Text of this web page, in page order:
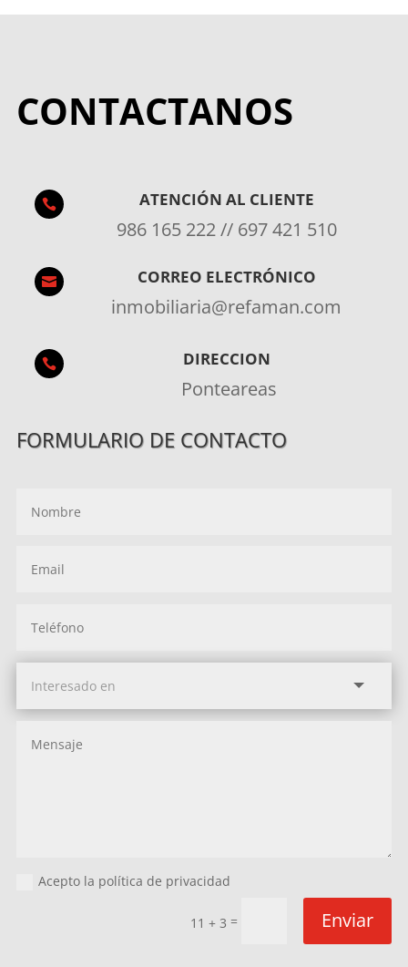
CONTACTANOS
 ATENCIÓN AL CLIENTE
986 165 222 // 697 421 510
 CORREO ELECTRÓNICO
inmobiliaria@refaman.com
 DIRECCION
Ponteareas
FORMULARIO DE CONTACTO
Acepto la política de privacidad
11 + 3 = Enviar